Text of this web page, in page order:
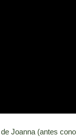
Joanna (antes